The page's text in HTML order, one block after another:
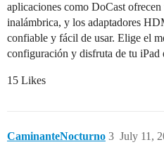
aplicaciones como DoCast
inalámbrica, y los adaptadores
confiable y fácil de usar. Elige el
configuración y disfruta de tu iPad
15 Likes
CaminanteNocturno July 11,
3